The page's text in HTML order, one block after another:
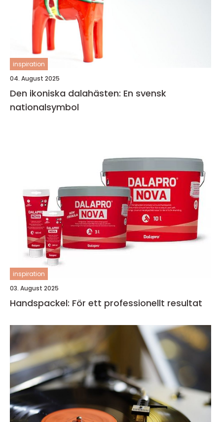
inspiration
04. August 2025
Den ikoniska dalahästen: En svensk
nationalsymbol
inspiration
03. August 2025
Handspackel: För ett professionellt resultat